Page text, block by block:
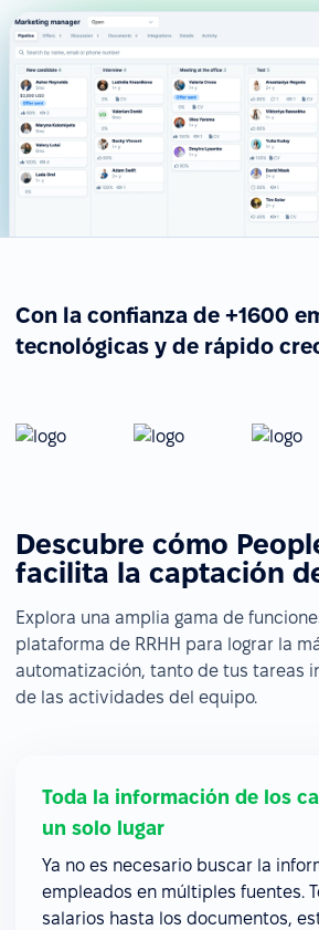
Con la confianza de +1600
tecnológicas y de rápido
Descubre cómo
facilita la captación
Explora una amplia gama de
plataforma de RRHH para lograr la
automatización, tanto de tus tareas
de las actividades del equipo.
Toda la información de los
un solo lugar
Ya no es necesario buscar la
empleados en múltiples fuentes.
salarios hasta los documentos,